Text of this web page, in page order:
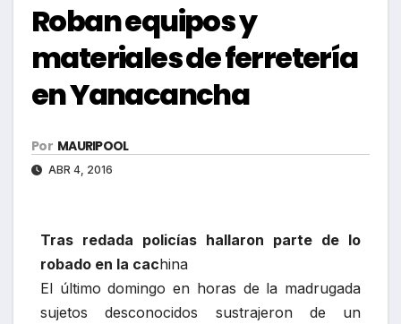
Roban equipos y
materiales de ferretería
en Yanacancha
Por MAURIPOOL
ABR 4, 2016
Tras redada policías hallaron parte de lo
robado en la cachina
El último domingo en horas de la madrugada
sujetos desconocidos sustrajeron de un